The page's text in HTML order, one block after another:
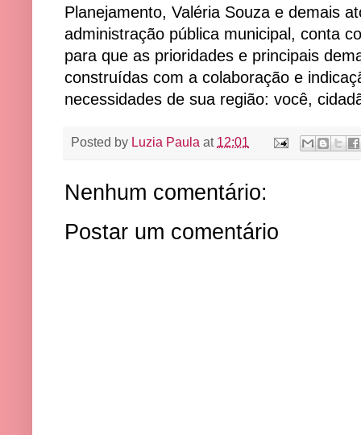
Planejamento, Valéria Souza e demais
administração pública municipal, conta
para que as prioridades e principais
construídas com a colaboração e
necessidades de sua região: você,
Posted by Luzia Paula at 12:01
Nenhum comentário:
Postar um comentário